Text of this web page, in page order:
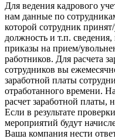
Для ведения кадрового
нам данные по
которой сотрудник
должность и т.п.
приказы на прием/
работников. Для расчета
сотрудников вы
заработной платы
отработанного времени.
расчет заработной платы,
Если в результате
мероприятий будут
Ваша компания нести